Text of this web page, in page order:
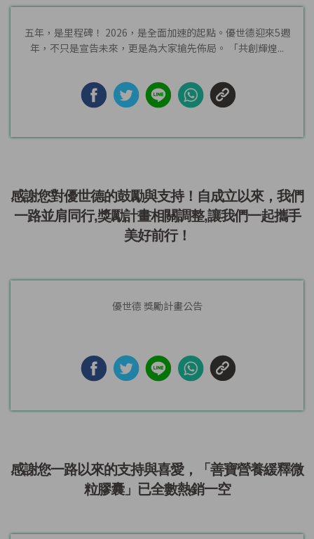
五年，是里程碑！ 2026，是全面加速的起點。優世德迎來5週
年，不只是宣告未來，更是為大家搶先佈局。 「共創輝煌...
感謝您對優世德的鼓勵與支持！自成立以來，我們
一路並肩同行,獎勵計畫相關調整,讓我們一起攜手
美好前行！
優世德 獎勵計畫公告
感謝您一路以來的支持與喜愛，「善寶營養緩釋微
粒膠囊」已全數熱銷一空